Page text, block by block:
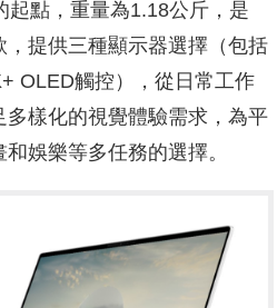
起點，重量為1.18公斤，是
提供三種顯示器選擇（包括
OLED觸控），從日常工作
樣化的視覺體驗需求，為平
娛樂等多任務的選擇。